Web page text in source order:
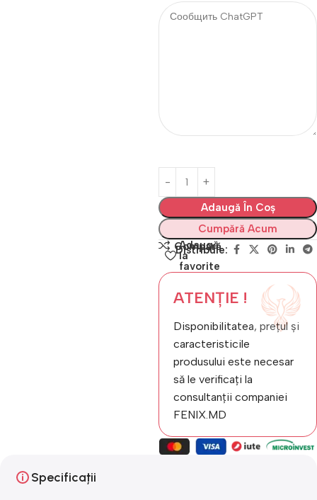
Adaugă În Coș
Cumpără Acum
Compară
Adaugă
la
favorite
Distribuie:
ATENȚIE !
Disponibilitatea, prețul și
caracteristicile
produsului este necesar
să le verificați la
consultanții companiei
FENIX.MD
Specificații